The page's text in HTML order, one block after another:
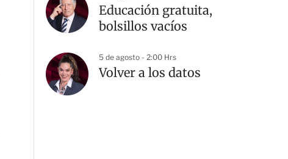
Educación gratuita,
bolsillos vacíos
5 de agosto - 2:00 Hrs
Volver a los datos